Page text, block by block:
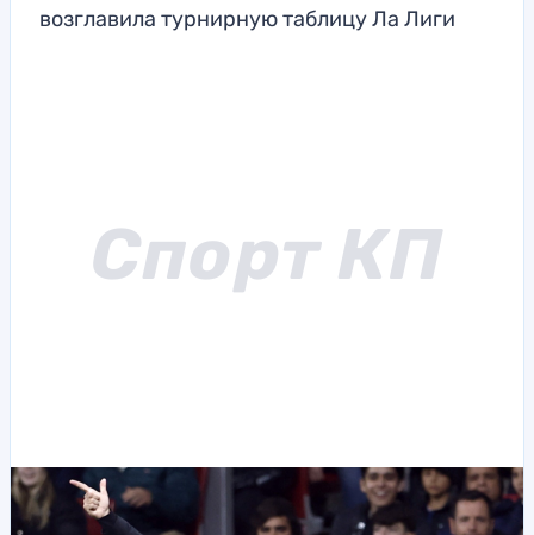
возглавила турнирную таблицу Ла Лиги